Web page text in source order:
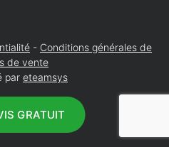
GRATUIT
par eteamsys
Conditions générales de
de vente